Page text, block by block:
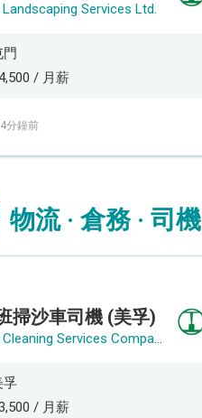
Services Ltd.
門
/ 月薪
分鐘前
物流 · 倉務 · 司機
掃沙車司機 (美孚)
Baguio Cleaning Services Company Limited
孚
/ 月薪